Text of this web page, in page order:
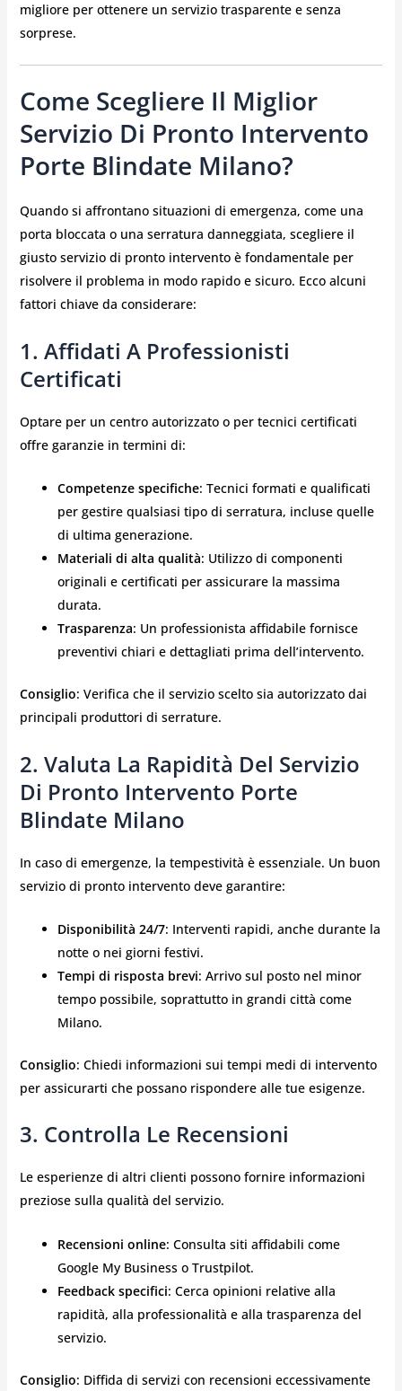
migliore per ottenere un servizio trasparente e senza
sorprese.
Come Scegliere Il Miglior
Servizio Di Pronto Intervento
Porte Blindate Milano?
Quando si affrontano situazioni di emergenza, come una
porta bloccata o una serratura danneggiata, scegliere il
giusto servizio di pronto intervento è fondamentale per
risolvere il problema in modo rapido e sicuro. Ecco alcuni
fattori chiave da considerare:
1. Affidati A Professionisti
Certificati
Optare per un centro autorizzato o per tecnici certificati
offre garanzie in termini di:
Competenze specifiche: Tecnici formati e qualificati
per gestire qualsiasi tipo di serratura, incluse quelle
di ultima generazione.
Materiali di alta qualità: Utilizzo di componenti
originali e certificati per assicurare la massima
durata.
Trasparenza: Un professionista affidabile fornisce
preventivi chiari e dettagliati prima dell’intervento.
Consiglio: Verifica che il servizio scelto sia autorizzato dai
principali produttori di serrature.
2. Valuta La Rapidità Del Servizio
Di Pronto Intervento Porte
Blindate Milano
In caso di emergenze, la tempestività è essenziale. Un buon
servizio di pronto intervento deve garantire:
Disponibilità 24/7: Interventi rapidi, anche durante la
notte o nei giorni festivi.
Tempi di risposta brevi: Arrivo sul posto nel minor
tempo possibile, soprattutto in grandi città come
Milano.
Consiglio: Chiedi informazioni sui tempi medi di intervento
per assicurarti che possano rispondere alle tue esigenze.
3. Controlla Le Recensioni
Le esperienze di altri clienti possono fornire informazioni
preziose sulla qualità del servizio.
Recensioni online: Consulta siti affidabili come
Google My Business o Trustpilot.
Feedback specifici: Cerca opinioni relative alla
rapidità, alla professionalità e alla trasparenza del
servizio.
Consiglio: Diffida di servizi con recensioni eccessivamente